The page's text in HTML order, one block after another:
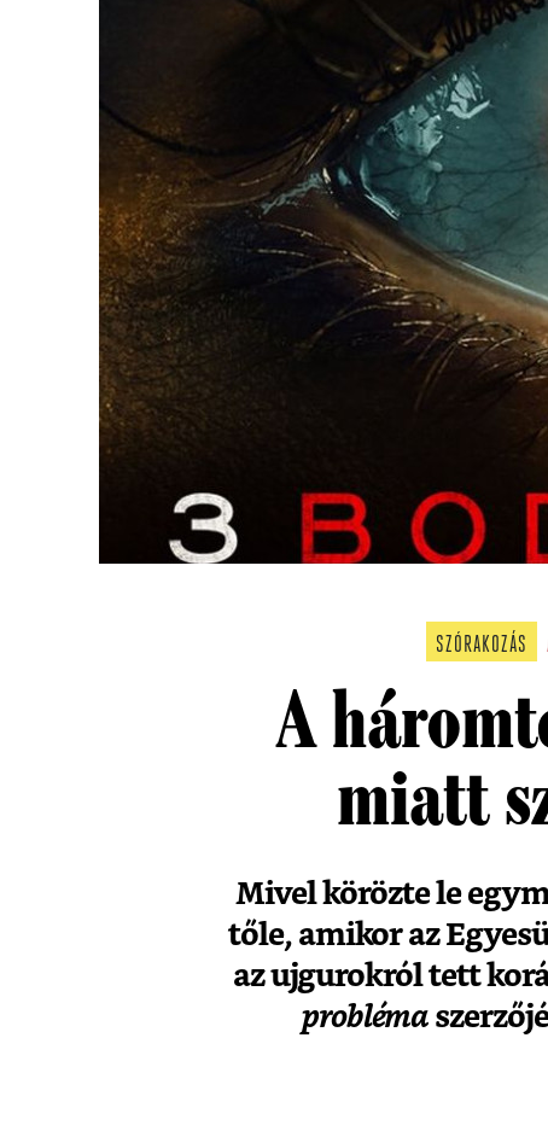
SZÓRAKOZÁS
A
miatt
Mivel körözte le
tőle, amikor az
az ujgurokról tett
probléma